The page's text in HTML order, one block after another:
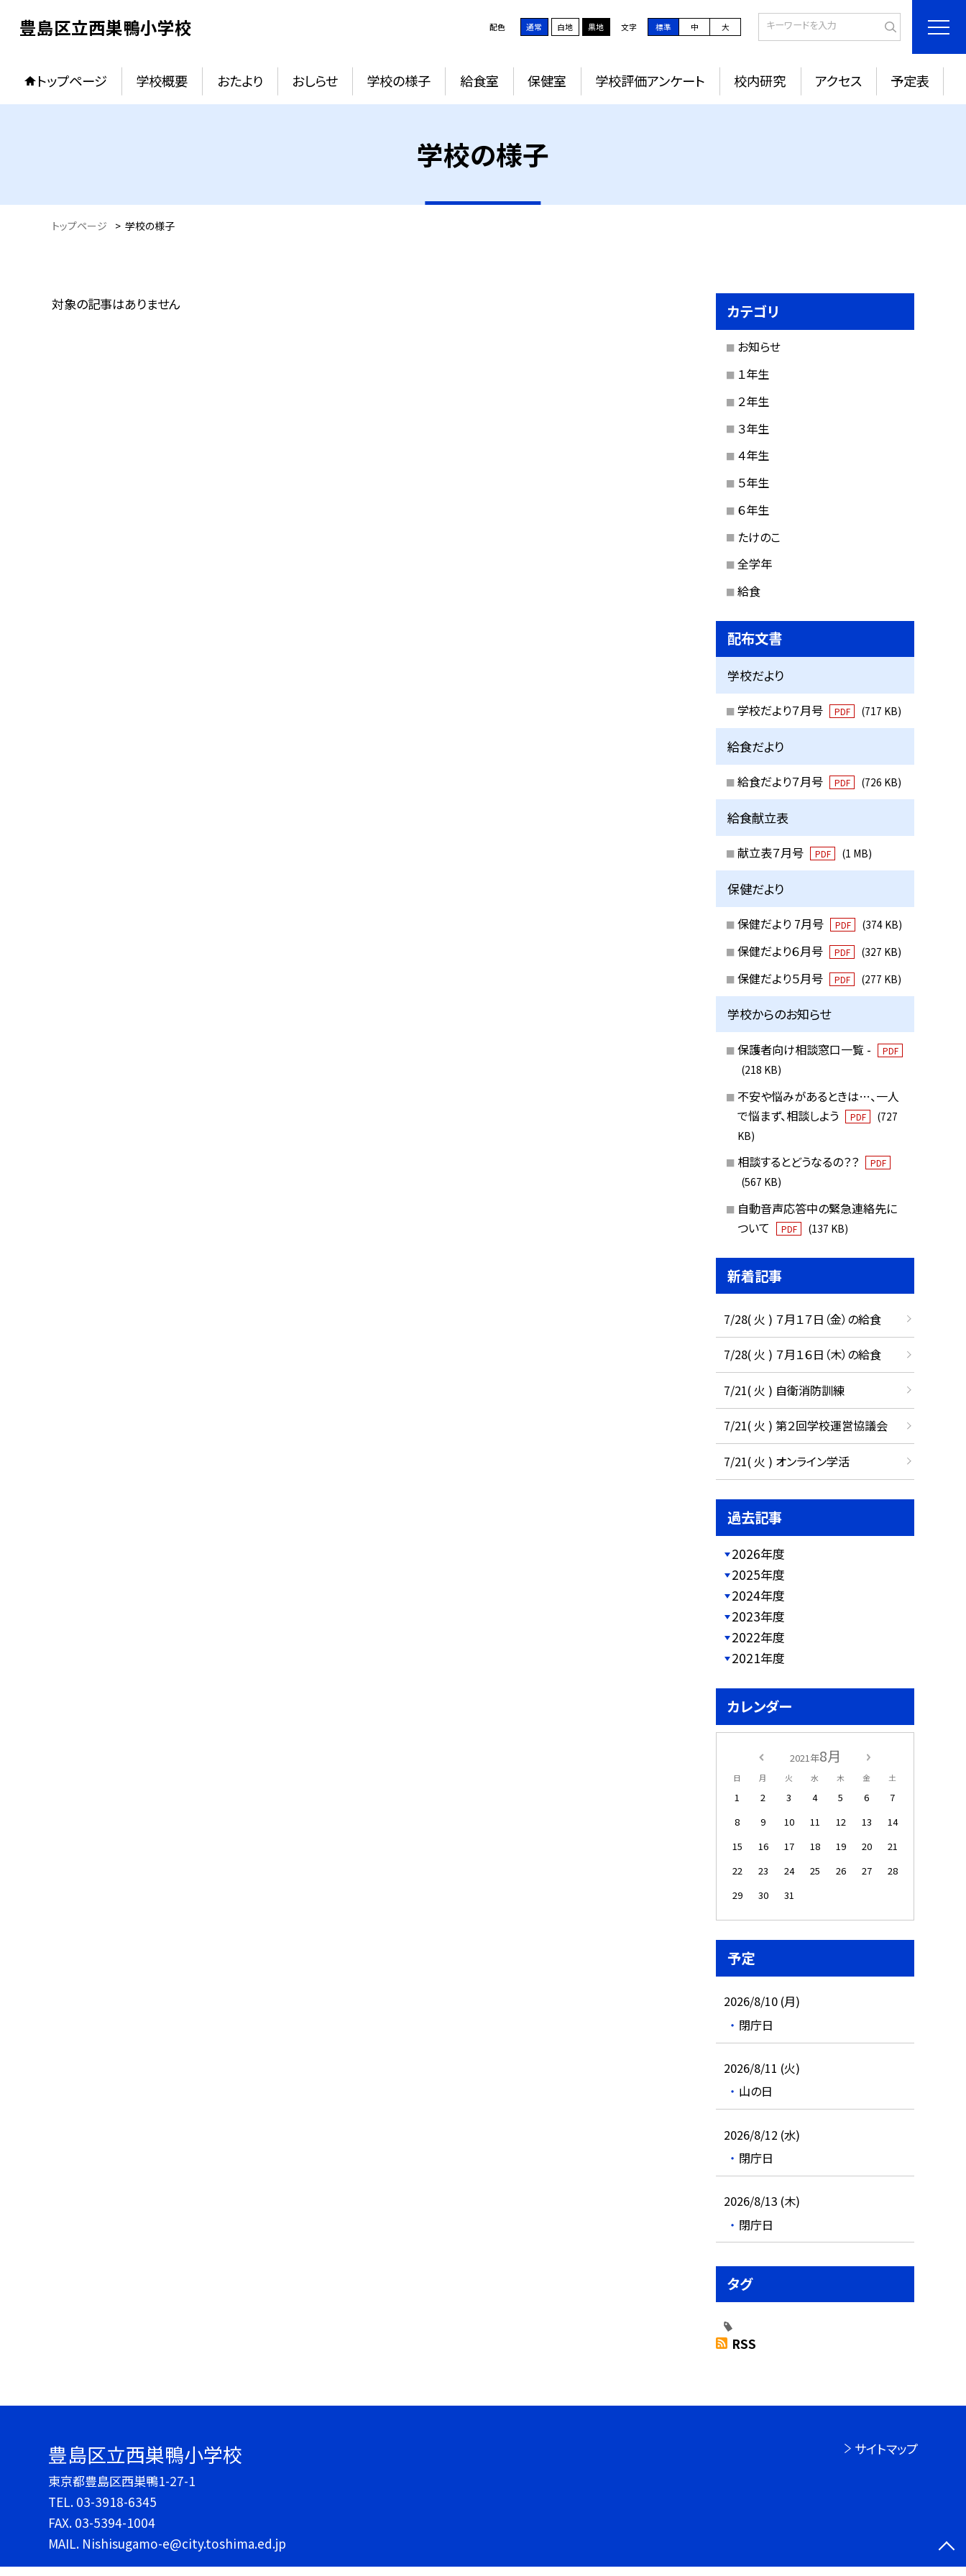
豊島区立西巣鴨小学校 配色 通常 白地 黒地 文字 標準 中 大
トップページ 学校概要 おたより おしらせ 学校の様子 給食室 保健室 学校評価アンケート 校内研究 アクセス 予定表
学校の様子
トップページ > 学校の様子
対象の記事はありません カテゴリ
お知らせ
１年生
２年生
３年生
４年生
５年生
６年生
たけのこ
全学年
給食
配布文書
学校だより
学校だより７月号 PDF (717 KB)
給食だより
給食だより７月号 PDF (726 KB)
給食献立表
献立表７月号 PDF (1 MB)
保健だより
保健だより 7月号 PDF (374 KB)
保健だより６月号 PDF (327 KB)
保健だより５月号 PDF (277 KB)
学校からのお知らせ
保護者向け相談窓口一覧 - PDF
(218 KB)
不安や悩みがあるときは…、一人
で悩まず、相談しよう
PDF
(727
KB)
相談するとどうなるの？？ PDF
(567 KB)
自動音声応答中の緊急連絡先に
ついて
PDF (137 KB)
新着記事
7/28( 火 ) ７月１７日（金）の給食
7/28( 火 ) ７月１６日（木）の給食
7/21( 火 ) 自衛消防訓練
7/21( 火 ) 第２回学校運営協議会
7/21( 火 ) オンライン学活
過去記事
2026年度
2025年度
2024年度
2023年度
2022年度
2021年度
カレンダー
2021年8月
日 月 火 水 木 金 土
1 2 3 4 5 6
7
8
9 10 11 12 13
14
15
16 17 18 19 20
21
22
23 24 25 26 27
28
29
30 31
予定
2026/8/10 (月)
閉庁日
2026/8/11 (火)
山の日
2026/8/12 (水)
閉庁日
2026/8/13 (木)
閉庁日
タグ
RSS
豊島区立西巣鴨小学校
東京都豊島区西巣鴨1-27-1
TEL. 03-3918-6345
FAX. 03-5394-1004
MAIL. Nishisugamo-e@city.toshima.ed.jp
サイトマップ